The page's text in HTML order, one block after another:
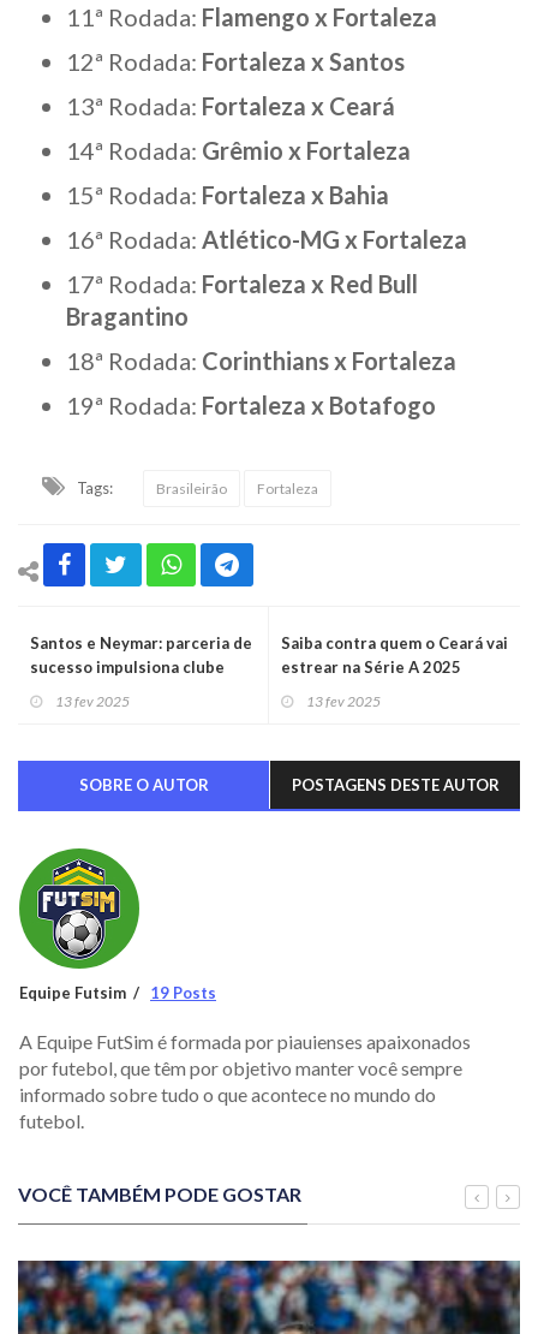
11ª Rodada: Flamengo x Fortaleza
12ª Rodada: Fortaleza x Santos
13ª Rodada: Fortaleza x Ceará
14ª Rodada: Grêmio x Fortaleza
15ª Rodada: Fortaleza x Bahia
16ª Rodada: Atlético-MG x Fortaleza
17ª Rodada: Fortaleza x Red Bull
Bragantino
18ª Rodada: Corinthians x Fortaleza
19ª Rodada: Fortaleza x Botafogo
Tags: Brasileirão Fortaleza
Santos e Neymar: parceria de
sucesso impulsiona clube
13 fev 2025
Saiba contra quem o Ceará vai
estrear na Série A 2025
13 fev 2025
SOBRE O AUTOR POSTAGENS DESTE AUTOR
Equipe Futsim 19 Posts
A Equipe FutSim é formada por piauienses apaixonados
por futebol, que têm por objetivo manter você sempre
informado sobre tudo o que acontece no mundo do
futebol.
VOCÊ TAMBÉM PODE GOSTAR